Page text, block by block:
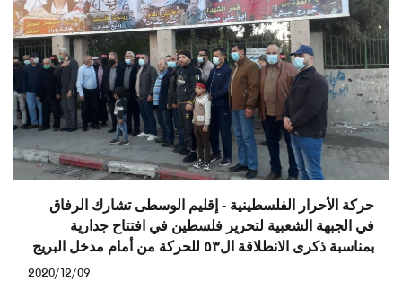
حركة الأحرار الفلسطينية - إقليم الوسطى تشارك الرفاق
في الجبهة الشعبية لتحرير فلسطين في افتتاح جدارية
بمناسبة ذكرى الانطلاقة ال٥٣ للحركة من أمام مدخل البريج